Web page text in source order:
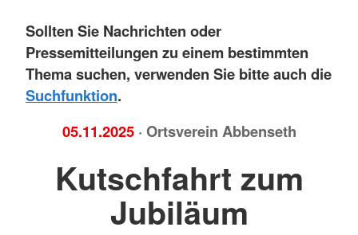
Sollten Sie Nachrichten oder
Pressemitteilungen zu einem bestimmten
Thema suchen, verwenden Sie bitte auch die
Suchfunktion.
05.11.2025 · Ortsverein Abbenseth
Kutschfahrt zum
Jubiläum